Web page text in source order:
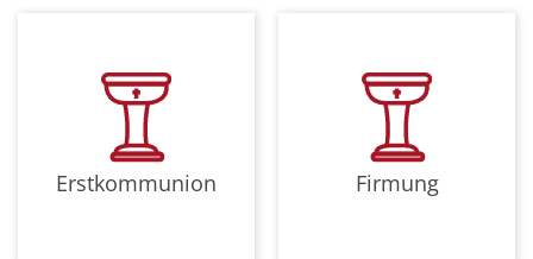
Erstkommunion Firmung